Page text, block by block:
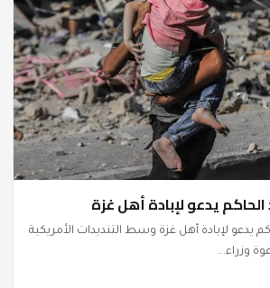
يدعو لإبادة أهل غزة
يدعو لإبادة أهل غزة وسط التنديدات الأمريكية
وزراء...